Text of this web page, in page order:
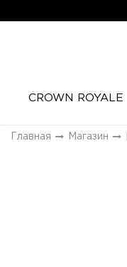
CROWN ROYALE
Главная Магазин